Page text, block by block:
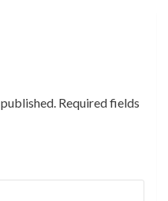
Required fields